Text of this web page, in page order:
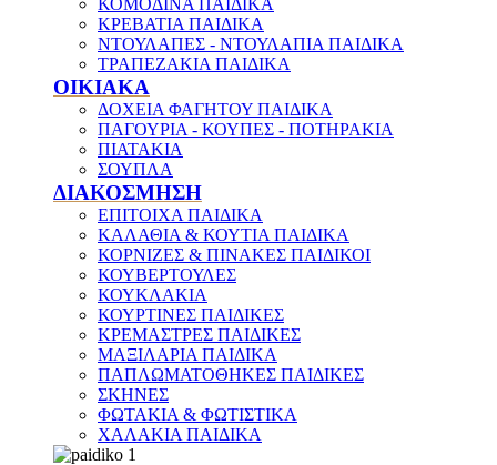
ΚΟΜΟΔΙΝΑ ΠΑΙΔΙΚΑ
ΚΡΕΒΑΤΙΑ ΠΑΙΔΙΚΑ
ΝΤΟΥΛΑΠΕΣ - ΝΤΟΥΛΑΠΙΑ ΠΑΙΔΙΚΑ
ΤΡΑΠΕΖΑΚΙΑ ΠΑΙΔΙΚΑ
ΟΙΚΙΑΚΑ
ΔΟΧΕΙΑ ΦΑΓΗΤΟΥ ΠΑΙΔΙΚΑ
ΠΑΓΟΥΡΙΑ - ΚΟΥΠΕΣ - ΠΟΤΗΡΑΚΙΑ
ΠΙΑΤΑΚΙΑ
ΣΟΥΠΛΑ
ΔΙΑΚΟΣΜΗΣΗ
ΕΠΙΤΟΙΧΑ ΠΑΙΔΙΚΑ
ΚΑΛΑΘΙΑ & ΚΟΥΤΙΑ ΠΑΙΔΙΚΑ
ΚΟΡΝΙΖΕΣ & ΠΙΝΑΚΕΣ ΠΑΙΔΙΚΟΙ
ΚΟΥΒΕΡΤΟΥΛΕΣ
ΚΟΥΚΛΑΚΙΑ
ΚΟΥΡΤΙΝΕΣ ΠΑΙΔΙΚΕΣ
ΚΡΕΜΑΣΤΡΕΣ ΠΑΙΔΙΚΕΣ
ΜΑΞΙΛΑΡΙΑ ΠΑΙΔΙΚΑ
ΠΑΠΛΩΜΑΤΟΘΗΚΕΣ ΠΑΙΔΙΚΕΣ
ΣΚΗΝΕΣ
ΦΩΤΑΚΙΑ & ΦΩΤΙΣΤΙΚΑ
ΧΑΛΑΚΙΑ ΠΑΙΔΙΚΑ